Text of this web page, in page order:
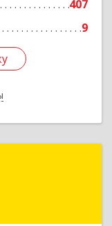
407
9
г, Марии